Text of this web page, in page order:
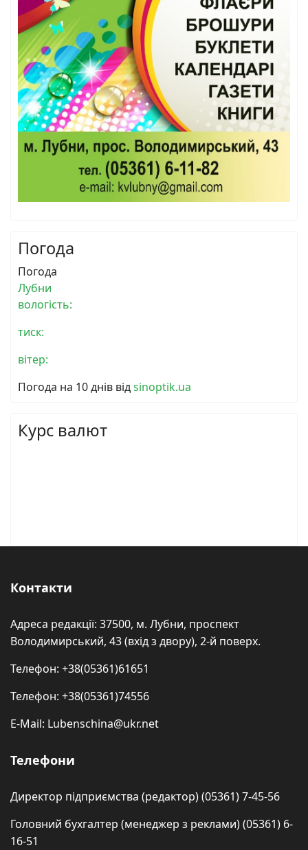
Погода
Погода
Лубни
вологість:
тиск:
вітер:
Погода на 10 днів відsinoptik.ua
Курс валют
Контакти
Адреса редакції: 37500, м. Лубни, проспект
Володимирський, 43 (вхід з двору), 2-й поверх.
Телефон: +38(05361)61651
Телефон: +38(05361)74556
E-Mail: Lubenschina@ukr.net
Телефони
Директор підприємства (редактор) (05361) 7-45-56
Головний бухгалтер (менеджер з реклами) (05361) 6-
16-51